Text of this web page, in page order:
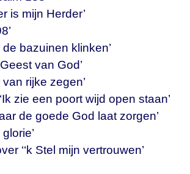
is mijn Herder’
bazuinen klinken’
van God’
rijke zegen’
zie een poort wijd open staan’
de goede God laat zorgen’
‘‘k Stel mijn vertrouwen’